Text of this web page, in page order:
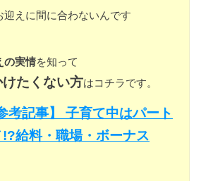
えに間に合わないんです
の実情を知って
たくない方はコチラです。
考記事】 子育て中はパート
給料・職場・ボーナス